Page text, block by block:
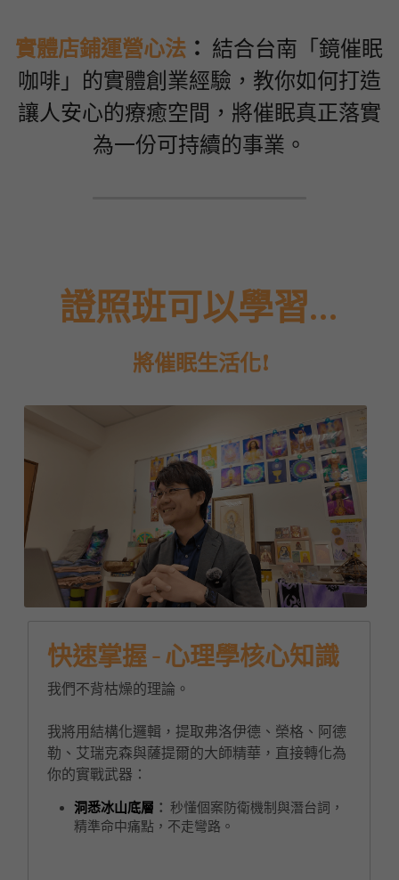
實體店鋪運營心法 ： 結合台南「鏡催眠
咖啡」的實體創業經驗，教你如何打造
讓人安心的療癒空間，將催眠真正落實
為一份可持續的事業。
證照班可以學習...
將催眠生活化!
快速掌握 - 心理學核心知識
我們不背枯燥的理論。
我將用結構化邏輯，提取弗洛伊德、榮格、阿德
勒、艾瑞克森與薩提爾的大師精華，直接轉化為
你的實戰武器：
洞悉冰山底層 ： 秒懂個案防衛機制與潛台詞，
精準命中痛點，不走彎路。